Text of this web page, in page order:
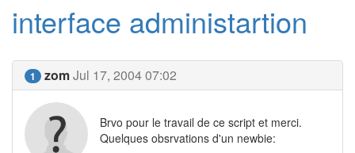
interface administartion
1 zomJul 17, 2004 07:02
Brvo pour le travail de ce script et merci.
Quelques obsrvations d'un newbie: